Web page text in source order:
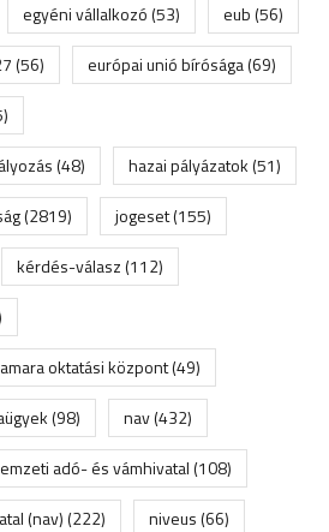
egyéni vállalkozó(53) eub(56)
(56) európai unió bírósága(69)
(48) hazai pályázatok(51)
(2819) jogeset(155)
kérdés-válasz(112)
oktatási központ(49)
(98) nav(432)
adó- és vámhivatal(108)
(nav)(222) niveus(66)